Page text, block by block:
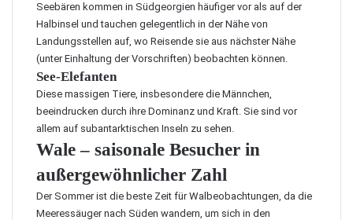
Seebären kommen in Südgeorgien häufiger vor als auf der
Halbinsel und tauchen gelegentlich in der Nähe von
Landungsstellen auf, wo Reisende sie aus nächster Nähe
(unter Einhaltung der Vorschriften) beobachten können.
See-Elefanten
Diese massigen Tiere, insbesondere die Männchen,
beeindrucken durch ihre Dominanz und Kraft. Sie sind vor
allem auf subantarktischen Inseln zu sehen.
Wale – saisonale Besucher in
außergewöhnlicher Zahl
Der Sommer ist die beste Zeit für Walbeobachtungen, da die
Meeressäuger nach Süden wandern, um sich in den